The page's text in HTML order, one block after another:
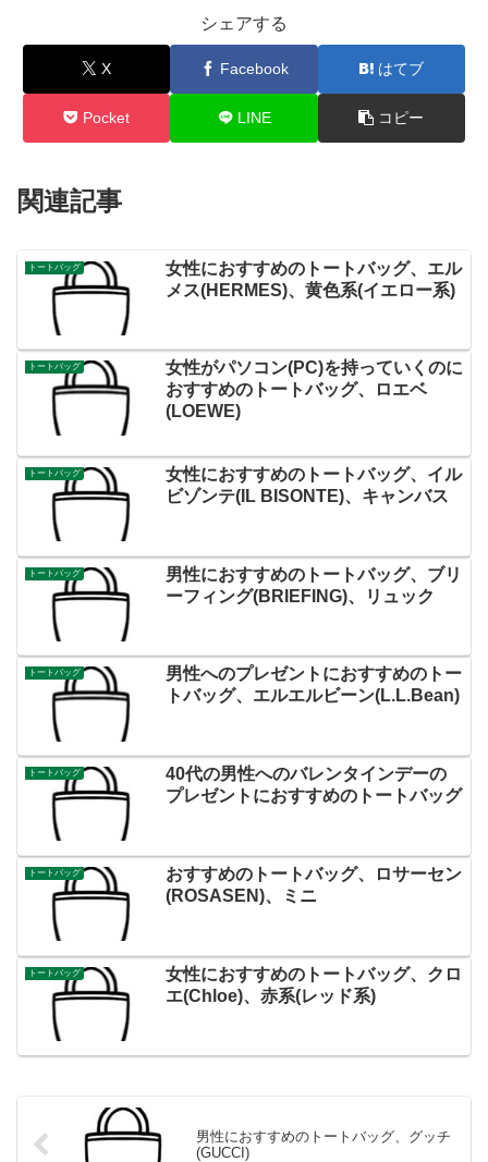
シェアする
X Facebook はてブ
Pocket LINE コピー
関連記事
トートバッグ
女性におすすめのトートバッグ、エル
メス(HERMES)、黄色系(イエロー系)
トートバッグ
女性がパソコン(PC)を持っていくのに
おすすめのトートバッグ、ロエベ
(LOEWE)
トートバッグ
女性におすすめのトートバッグ、イル
ビゾンテ(IL BISONTE)、キャンバス
トートバッグ
男性におすすめのトートバッグ、ブリ
ーフィング(BRIEFING)、リュック
トートバッグ
男性へのプレゼントにおすすめのトー
トバッグ、エルエルビーン(L.L.Bean)
トートバッグ
40代の男性へのバレンタインデーの
プレゼントにおすすめのトートバッグ
トートバッグ
おすすめのトートバッグ、ロサーセン
(ROSASEN)、ミニ
トートバッグ
女性におすすめのトートバッグ、クロ
エ(Chloe)、赤系(レッド系)
男性におすすめのトートバッグ、グッチ
(GUCCI)